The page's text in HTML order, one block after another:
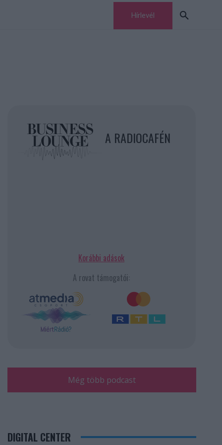
Hírlevél
A RADIOCAFÉN
Korábbi adások
A rovat támogatói:
Még több podcast
DIGITAL CENTER